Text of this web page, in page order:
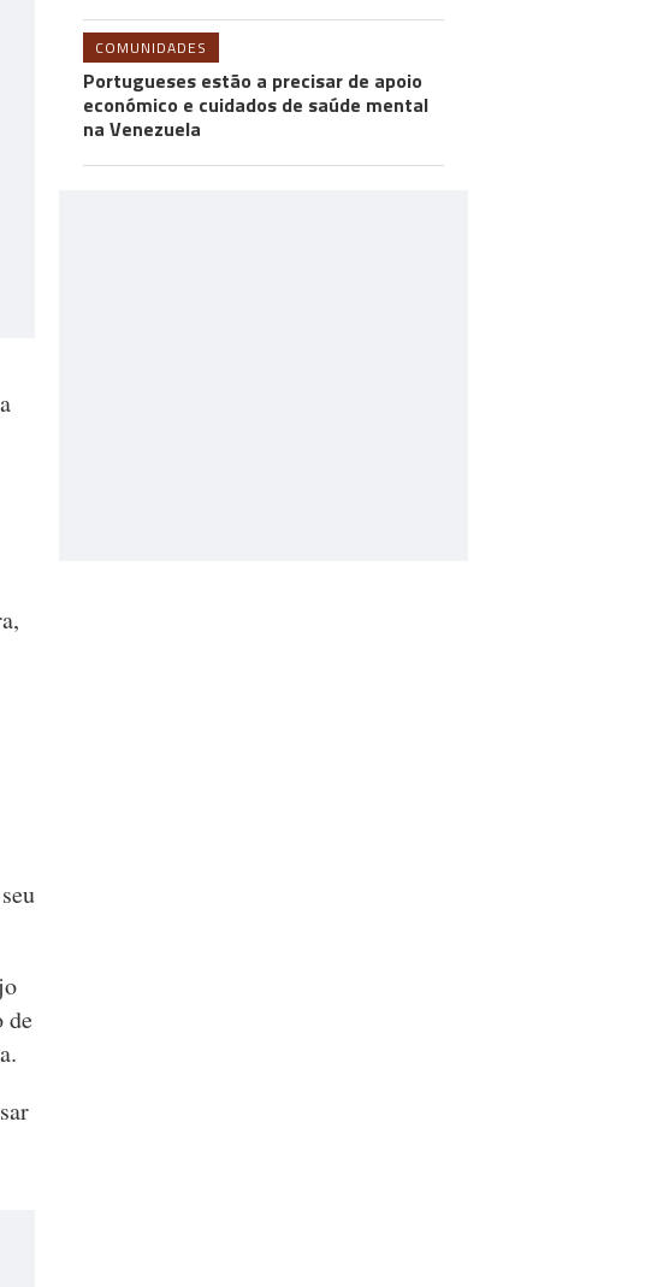
de
COMUNIDADES
Portugueses estão a precisar de apoio
económico e cuidados de saúde mental
na Venezuela